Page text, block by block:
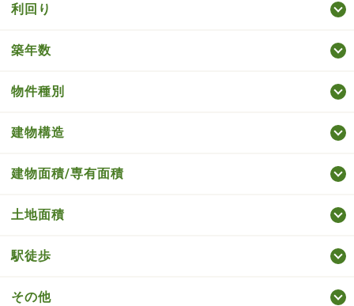
利回り
築年数
物件種別
建物構造
建物面積/専有面積
土地面積
駅徒歩
その他